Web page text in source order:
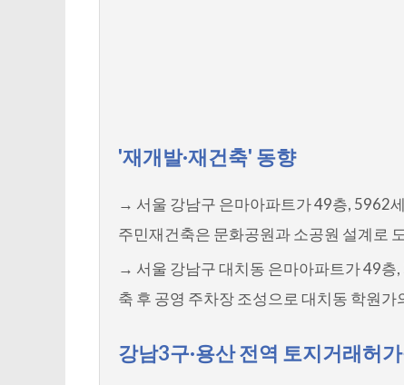
'재개발·재건축' 동향
→ 서울 강남구 은마아파트가 49층, 5962
주민재건축은 문화공원과 소공원 설계로
→ 서울 강남구 대치동 은마아파트가 49층
축 후 공영 주차장 조성으로 대치동 학원
강남3구·용산 전역 토지거래허